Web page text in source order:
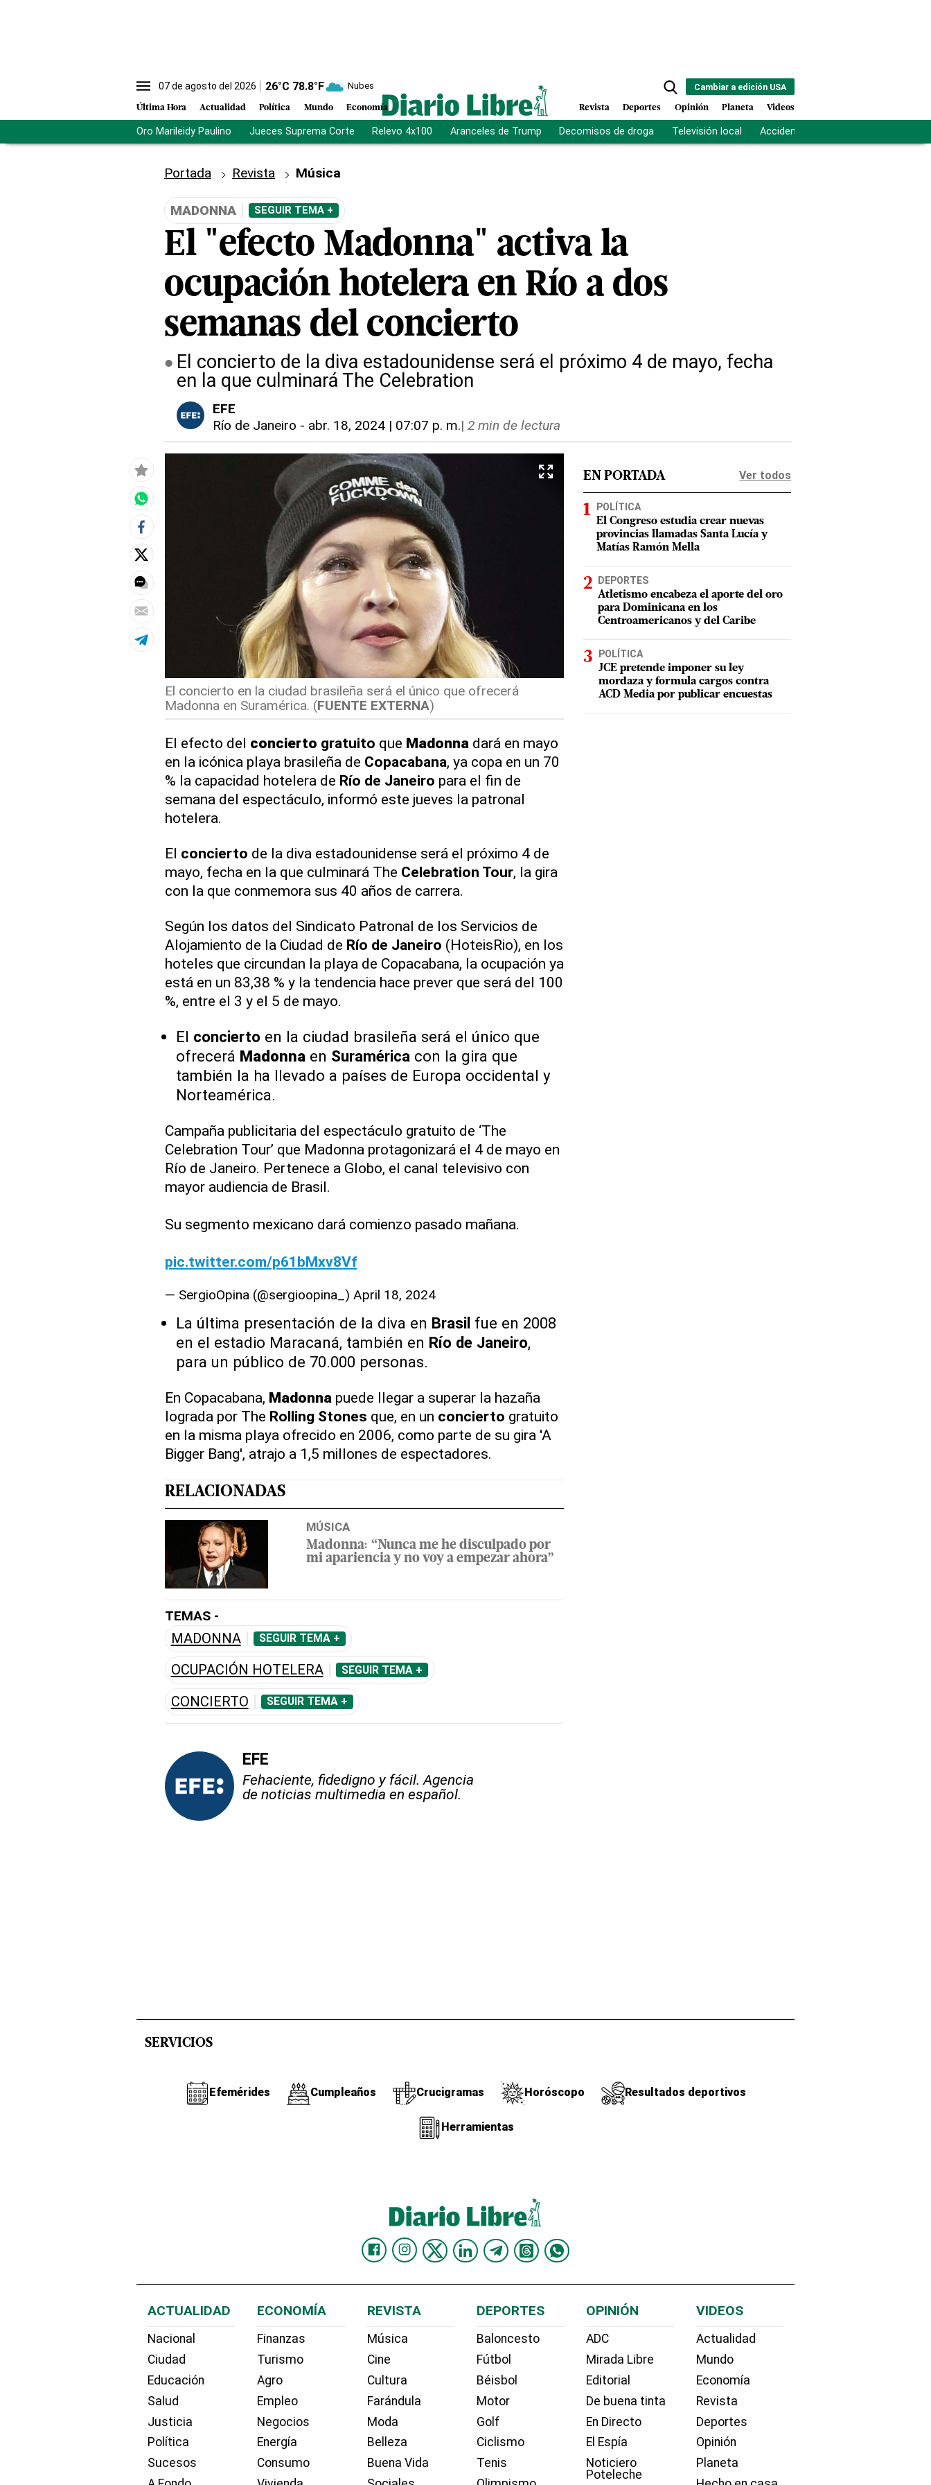
07 de agosto del 2026 26°C 78.8°F Nubes
Última Hora Actualidad Política Mundo Economía
Cambiar a edición USA
Revista Deportes Opinión Planeta Videos
Oro Marileidy Paulino Jueces Suprema Corte Relevo 4x100 Aranceles de Trump Decomisos de droga Televisión local Accidente Los Ríos
Portada Revista Música
MADONNA SEGUIR TEMA +
El "efecto Madonna" activa la
ocupación hotelera en Río a dos
semanas del concierto
El concierto de la diva estadounidense será el próximo 4 de mayo, fecha
en la que culminará The Celebration
EFE
Río de Janeiro - abr. 18, 2024 | 07:07 p. m.| 2 min de lectura
El concierto en la ciudad brasileña será el único que ofrecerá
Madonna en Suramérica. (FUENTE EXTERNA)
El efecto del concierto gratuito que Madonna dará en mayo
en la icónica playa brasileña de Copacabana, ya copa en un 70
% la capacidad hotelera de Río de Janeiro para el fin de
semana del espectáculo, informó este jueves la patronal
hotelera.
El concierto de la diva estadounidense será el próximo 4 de
mayo, fecha en la que culminará The Celebration Tour, la gira
con la que conmemora sus 40 años de carrera.
Según los datos del Sindicato Patronal de los Servicios de
Alojamiento de la Ciudad de Río de Janeiro (HoteisRio), en los
hoteles que circundan la playa de Copacabana, la ocupación ya
está en un 83,38 % y la tendencia hace prever que será del 100
%, entre el 3 y el 5 de mayo.
El concierto en la ciudad brasileña será el único que
ofrecerá Madonna en Suramérica con la gira que
también la ha llevado a países de Europa occidental y
Norteamérica.
Campaña publicitaria del espectáculo gratuito de ‘The
Celebration Tour’ que Madonna protagonizará el 4 de mayo en
Río de Janeiro. Pertenece a Globo, el canal televisivo con
mayor audiencia de Brasil.
Su segmento mexicano dará comienzo pasado mañana.
pic.twitter.com/p61bMxv8Vf
— SergioOpina (@sergioopina_) April 18, 2024
La última presentación de la diva en Brasilfue en 2008
en el estadio Maracaná, también en Río de Janeiro,
para un público de 70.000 personas.
En Copacabana, Madonna puede llegar a superar la hazaña
lograda por The Rolling Stones que, en un concierto gratuito
en la misma playa ofrecido en 2006, como parte de su gira 'A
Bigger Bang', atrajo a 1,5 millones de espectadores.
RELACIONADAS
MÚSICA
Madonna: “Nunca me he disculpado por
mi apariencia y no voy a empezar ahora”
TEMAS -
MADONNA SEGUIR TEMA +
OCUPACIÓN HOTELERA SEGUIR TEMA +
CONCIERTO SEGUIR TEMA +
EFE
Fehaciente, fidedigno y fácil. Agencia
de noticias multimedia en español.
EN PORTADA Ver todos
POLÍTICA
El Congreso estudia crear nuevas
provincias llamadas Santa Lucía y
Matías Ramón Mella
DEPORTES
Atletismo encabeza el aporte del oro
para Dominicana en los
Centroamericanos y del Caribe
POLÍTICA
JCE pretende imponer su ley
mordaza y formula cargos contra
ACD Media por publicar encuestas
SERVICIOS
Efemérides Cumpleaños Crucigramas Horóscopo Resultados deportivos
Herramientas
ACTUALIDAD
Nacional
Ciudad
Educación
Salud
Justicia
Política
Sucesos
ECONOMÍA
Finanzas
Turismo
Agro
Empleo
Negocios
Energía
Consumo
REVISTA
Música
Cine
Cultura
Farándula
Moda
Belleza
Buena Vida
DEPORTES
Baloncesto
Fútbol
Béisbol
Motor
Golf
Ciclismo
Tenis
OPINIÓN
ADC
Mirada Libre
Editorial
De buena tinta
En Directo
El Espía
Noticiero
Poteleche
VIDEOS
Actualidad
Mundo
Economía
Revista
Deportes
Opinión
Planeta